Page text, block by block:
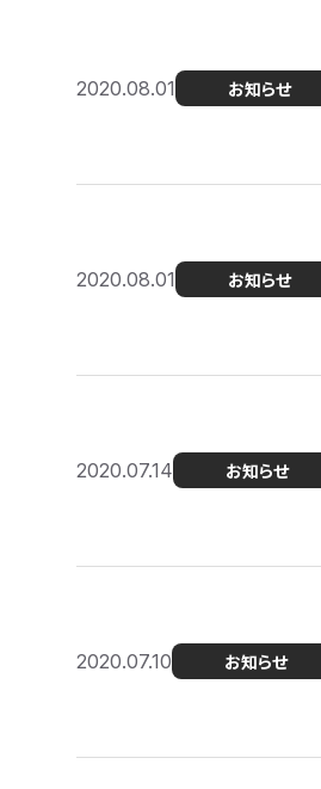
2020.08.01 お知らせ
2020.08.01 お知らせ
2020.07.14 お知らせ
2020.07.10 お知らせ